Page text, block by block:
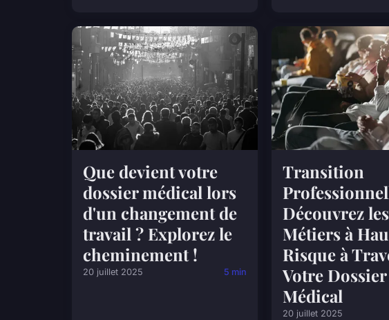
Que devient votre
dossier médical lors
d'un changement de
travail ? Explorez le
cheminement !
20 juillet 2025 5 min
Transition
Découvrez les
Métiers à
Risque à
Votre Dossier
Médical
20 juillet 2025